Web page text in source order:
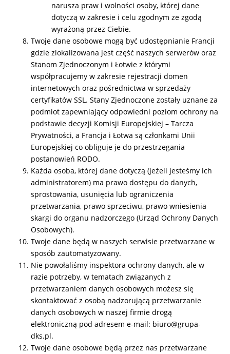
narusza praw i wolności osoby, której dane
dotyczą w zakresie i celu zgodnym ze zgodą
wyrażoną przez Ciebie.
Twoje dane osobowe mogą być udostępnianie Francji
gdzie zlokalizowana jest część naszych serwerów oraz
Stanom Zjednoczonym i Łotwie z którymi
współpracujemy w zakresie rejestracji domen
internetowych oraz pośrednictwa w sprzedaży
certyfikatów SSL. Stany Zjednoczone zostały uznane za
podmiot zapewniający odpowiedni poziom ochrony na
podstawie decyzji Komisji Europejskiej – Tarcza
Prywatności, a Francja i Łotwa są członkami Unii
Europejskiej co obliguje je do przestrzegania
postanowień RODO.
Każda osoba, której dane dotyczą (jeżeli jesteśmy ich
administratorem) ma prawo dostępu do danych,
sprostowania, usunięcia lub ograniczenia
przetwarzania, prawo sprzeciwu, prawo wniesienia
skargi do organu nadzorczego (Urząd Ochrony Danych
Osobowych).
Twoje dane będą w naszych serwisie przetwarzane w
sposób zautomatyzowany.
Nie powołaliśmy inspektora ochrony danych, ale w
razie potrzeby, w tematach związanych z
przetwarzaniem danych osobowych możesz się
skontaktować z osobą nadzorującą przetwarzanie
danych osobowych w naszej firmie drogą
elektroniczną pod adresem e-mail: biuro@grupa-
dks.pl.
Twoje dane osobowe będą przez nas przetwarzane